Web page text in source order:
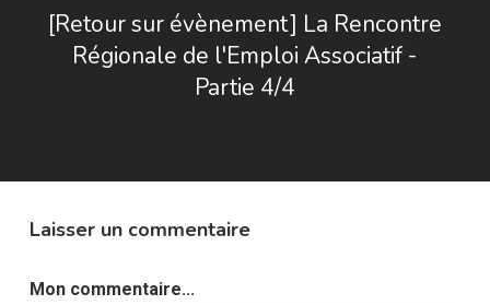
[Retour sur évènement] La Rencontre
Régionale de l'Emploi Associatif -
Partie 4/4
Laisser un commentaire
Mon commentaire...